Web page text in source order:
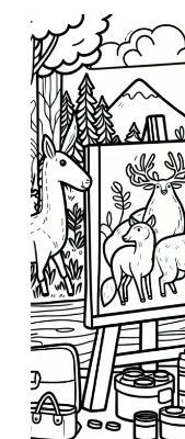
u
b
l
i
c
a
t
i
o
n